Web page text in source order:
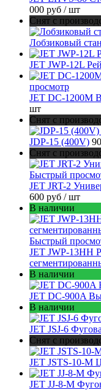
000 руб / шт
Снят с
Лобзиковый
JET JWP-12L
просмотр
JET DC-1200M
шт
Снят с
JDP-15 (400V)
Снят с
Быстрый
JET JRT-2
600 руб / шт
В наличии
Быстрый
JET JWP-13HH
В наличии
JET DC-900A
В наличии
JET JSJ-6
Снят с
JET JSTS-10-M
JET JJ-8-M